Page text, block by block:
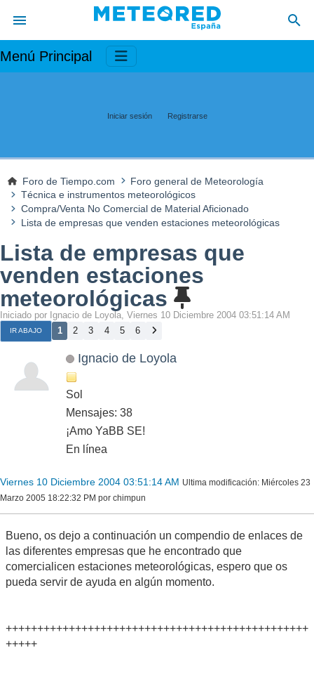
Menú Principal
Iniciar sesión Registrarse
Foro de Tiempo.com
Foro general de Meteorología
Técnica e instrumentos meteorológicos
Compra/Venta No Comercial de Material Aficionado
Lista de empresas que venden estaciones meteorológicas
Lista de empresas que
venden estaciones
meteorológicas
Iniciado por Ignacio de Loyola, Viernes 10 Diciembre 2004 03:51:14 AM
IR ABAJO 1 2 3 4 5 6
Ignacio de Loyola
Sol
Mensajes: 38
¡Amo YaBB SE!
En línea
Viernes 10 Diciembre 2004 03:51:14 AM Ultima modificación: Miércoles 23
Marzo 2005 18:22:32 PM por chimpun
Bueno, os dejo a continuación un compendio de enlaces de
las diferentes empresas que he encontrado que
comercialicen estaciones meteorológicas, espero que os
pueda servir de ayuda en algún momento.
++++++++++++++++++++++++++++++++++++++++++++++++
+++++